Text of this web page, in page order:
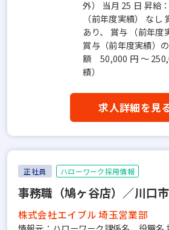
外） 当月 25 日 昇給
（前年度実績） な
あり、 賞与 （前年度
賞与（前年度実績）
額 50,000 円 ～
績）
求人詳細を見
正社員 ハローワーク採用情報
事務職（鳩ヶ谷店）／川口市
株式会社エイブル 埼玉営業部